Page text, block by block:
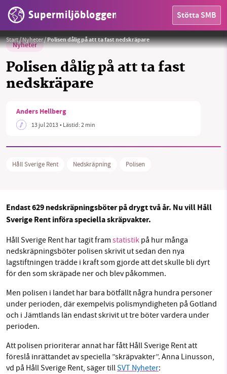
Supermiljöbloggen Stötta SMB
OMRÅDEN
MILJÖFAKTA
Sparade inlägg
Facebook Instagram BlueSky
Threads
Start/Nyheter/Polisen dålig på att ta fast nedskräpare
Nyheter
Polisen dålig på att ta fast
nedskräpare
Anders Hellberg
13 jul 2013• Lästid:2 min
Håll Sverige Rent Nedskräpning Polisen
Endast 629 nedskräpningsböter på drygt två år. Nu vill Håll
Sverige Rent införa speciella skräpvakter.
Håll Sverige Rent har tagit fram statistik på hur många
nedskräpningsböter polisen skrivit ut sedan den nya
lagstiftningen trädde i kraft som gjorde att det skulle bli dyrt
för den som skräpade ner och blev påkommen.
Men polisen i landet har bara bötfällt några hundra personer
under perioden, där exempelvis polismyndigheten på Gotland
och i Jämtlands län endast skrivit ut tre böter vardera under
perioden.
Att polisen prioriterar annat har fått Håll Sverige Rent att
föreslå inrättandet av speciella ”skräpvakter”. Anna Linusson,
vd på Håll Sverige Rent, säger tillSVT Nyheter:
SMB kämpar för en hållbar framtid. Sedan
starten 2010 har vår ideella redaktion drivit
miljödebatten framåt genom
nyhetsbevakning och granskningar. Nu vill vi
utveckla vårt arbete – och vi hoppas att du
Stötta vårt arbete genom att swisha en slant till